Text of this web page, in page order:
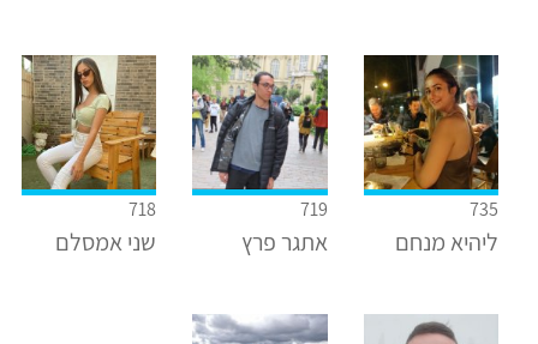
735
ליהיא מנחם
719
אתגר פרץ
718
שני אמסלם